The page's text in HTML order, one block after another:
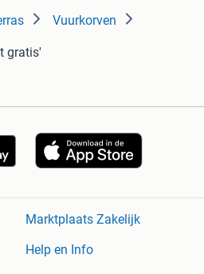
Vuurkorven
gratis'
Marktplaats Zakelijk
Help en Info